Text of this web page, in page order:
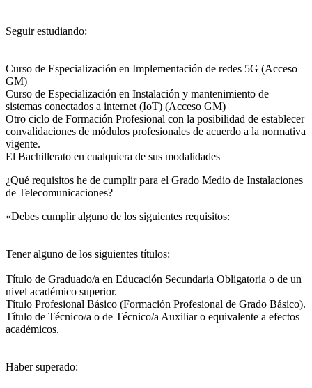
Seguir estudiando:
Curso de Especialización en Implementación de redes 5G (Acceso
GM)
Curso de Especialización en Instalación y mantenimiento de
sistemas conectados a internet (IoT) (Acceso GM)
Otro ciclo de Formación Profesional con la posibilidad de establecer
convalidaciones de módulos profesionales de acuerdo a la normativa
vigente.
El Bachillerato en cualquiera de sus modalidades
¿Qué requisitos he de cumplir para el Grado Medio de Instalaciones
de Telecomunicaciones?
«Debes cumplir alguno de los siguientes requisitos:
Tener alguno de los siguientes títulos:
Título de Graduado/a en Educación Secundaria Obligatoria o de un
nivel académico superior.
Título Profesional Básico (Formación Profesional de Grado Básico).
Título de Técnico/a o de Técnico/a Auxiliar o equivalente a efectos
académicos.
Haber superado: